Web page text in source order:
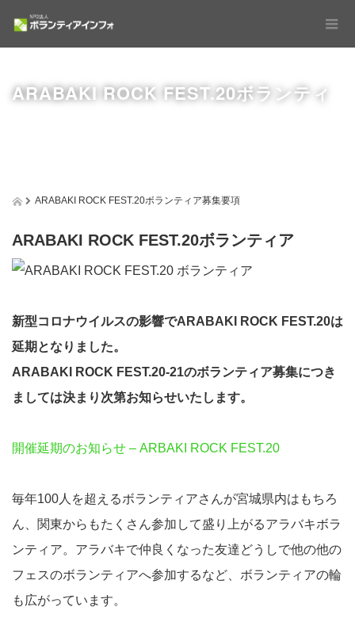
ARABAKI ROCK FEST.20ボランティ
ア募集要項
ARABAKI ROCK FEST.20ボランティア募集要項
ARABAKI ROCK FEST.20ボランティア
新型コロナウイルスの影響でARABAKI ROCK FEST.20は
延期となりました。
ARABAKI ROCK FEST.20-21のボランティア募集につき
ましては決まり次第お知らせいたします。
開催延期のお知らせ – ARBAKI ROCK FEST.20
毎年100人を超えるボランティアさんが宮城県内はもちろ
ん、関東からもたくさん参加して盛り上がるアラバキボラ
ンティア。アラバキで仲良くなった友達どうしで他の他の
フェスのボランティアへ参加するなど、ボランティアの輪
も広がっています。